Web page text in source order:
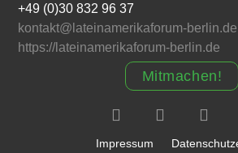
+49 (0)30 832 96 37
kontakt@lateinamerikaforum-berlin.de
https://lateinamerikaforum-berlin.de
Mitmachen!
Impressum